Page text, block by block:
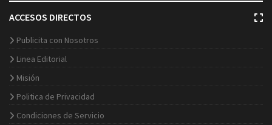
ACCESOS DIRECTOS
Publicita con Nosotros
Linea Editorial
Misión
Politica de Privacidad
Condiciones de Servicio